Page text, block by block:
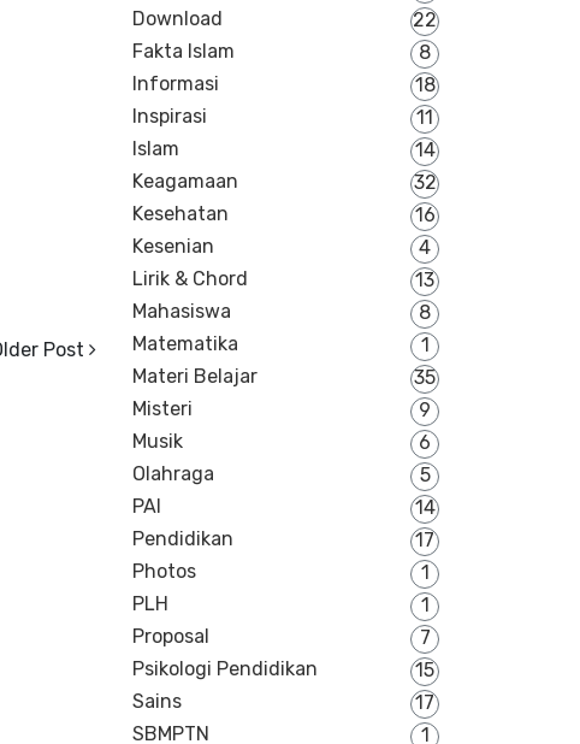
Post
Download
22
Fakta Islam
8
Informasi
18
Inspirasi
11
Islam
14
Keagamaan
32
Kesehatan
16
Kesenian
4
Lirik & Chord
13
Mahasiswa
8
Matematika
1
Materi Belajar
35
Misteri
9
Musik
6
Olahraga
5
PAI
14
Pendidikan
17
Photos
1
PLH
1
Proposal
7
Psikologi Pendidikan
15
Sains
17
SBMPTN
1